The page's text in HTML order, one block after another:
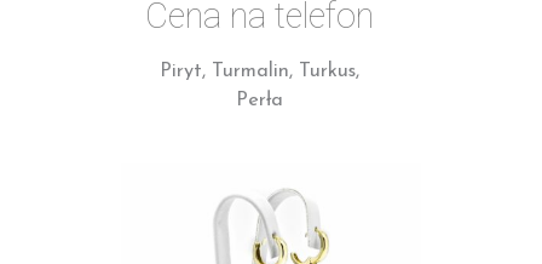
Cena na telefon
Piryt, Turmalin, Turkus,
Perła